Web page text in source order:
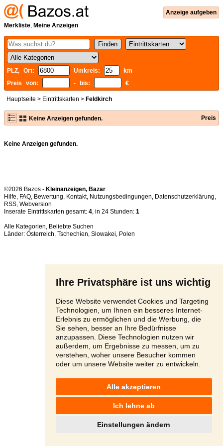
Ihre Privatsphäre ist uns wichtig
Diese Website verwendet Cookies und Targeting
Technologien, um Ihnen ein besseres Internet-
Erlebnis zu ermöglichen und die Werbung, die
Sie sehen, besser an Ihre Bedürfnisse
anzupassen. Diese Technologien nutzen wir
außerdem, um Ergebnisse zu messen, um zu
verstehen, woher unsere Besucher kommen
oder um unsere Website weiter zu entwickeln.
Alle akzeptieren
Ich lehne ab
Einstellungen ändern
Anzeige aufgeben
Merkliste, Meine Anzeigen
PLZ, Ort: Umkreis:
km
Preis von:
- bis: €
Hauptseite > Eintrittskarten > Feldkirch
Keine Anzeigen gefunden. Preis
Keine Anzeigen gefunden.
©2026 Bazos - Kleinanzeigen, Bazar
Hilfe, FAQ, Bewertung, Kontakt, Nutzungsbedingungen, Datenschutzerklärung,
RSS,
Inserate Eintrittskarten gesamt: 4, in 24 Stunden: 1
Alle Kategorien, Beliebte Suchen
Länder: Österreich, Tschechien, Slowakei, Polen